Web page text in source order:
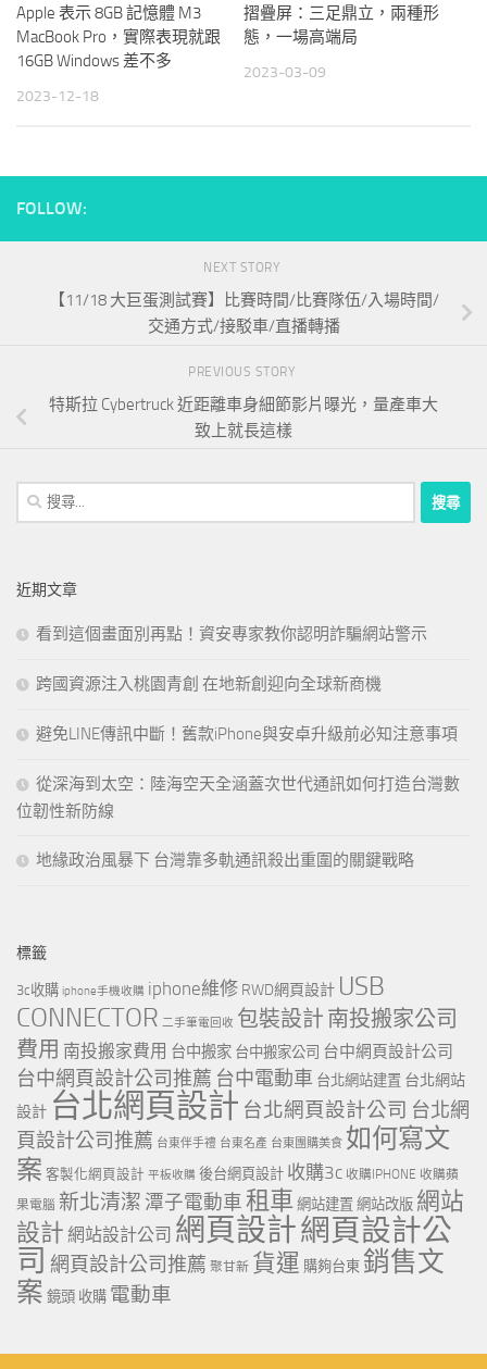
Apple 表示 8GB 記憶體 M3
MacBook Pro，實際表現就跟
16GB Windows 差不多
2023-12-18
摺疊屏：三足鼎立，兩種形
態，一場高端局
2023-03-09
FOLLOW:
NEXT STORY
【11/18 大巨蛋測試賽】比賽時間/比賽隊伍/入場時間/
交通方式/接駁車/直播轉播
PREVIOUS STORY
特斯拉 Cybertruck 近距離車身細節影片曝光，量產車大
致上就長這樣
搜
尋
字:
近期文章
看到這個畫面別再點！資安專家教你認明詐騙網站警示
跨國資源注入桃園青創 在地新創迎向全球新商機
避免LINE傳訊中斷！舊款iPhone與安卓升級前必知注意事項
從深海到太空：陸海空天全涵蓋次世代通訊如何打造台灣數
位韌性新防線
地緣政治風暴下 台灣靠多軌通訊殺出重圍的關鍵戰略
標籤
3c收購 iphone手機收購 iphone維修 RWD網頁設計 USB
CONNECTOR 二手筆電回收 包裝設計 南投搬家公司
費用 南投搬家費用 台中搬家 台中搬家公司 台中網頁設計公司
台中網頁設計公司推薦 台中電動車 台北網站建置 台北網站
設計 台北網頁設計 台北網頁設計公司 台北網
頁設計公司推薦 台東伴手禮 台東名產 台東團購美食 如何寫文
案 客製化網頁設計 平板收購 後台網頁設計 收購3c 收購IPHONE 收購蘋
果電腦 新北清潔 潭子電動車租車 網站建置 網站改版 網站
設計 網站設計公司 網頁設計網頁設計公
司 網頁設計公司推薦 聚甘新 貨運 購夠台東 銷售文
案 鏡頭 收購 電動車